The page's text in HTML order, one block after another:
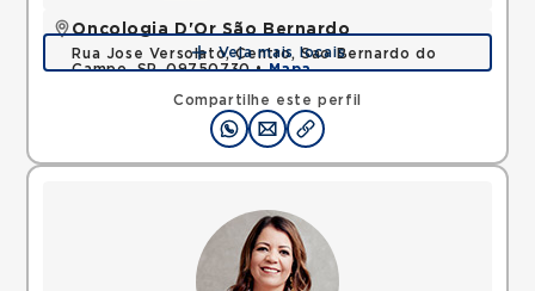
Compartilhe este perfil
Oncologia D'Or São Bernardo
Rua Jose Versolato, Centro, Sao Bernardo do
Campo, SP, 09750730 •Mapa
Veja mais locais